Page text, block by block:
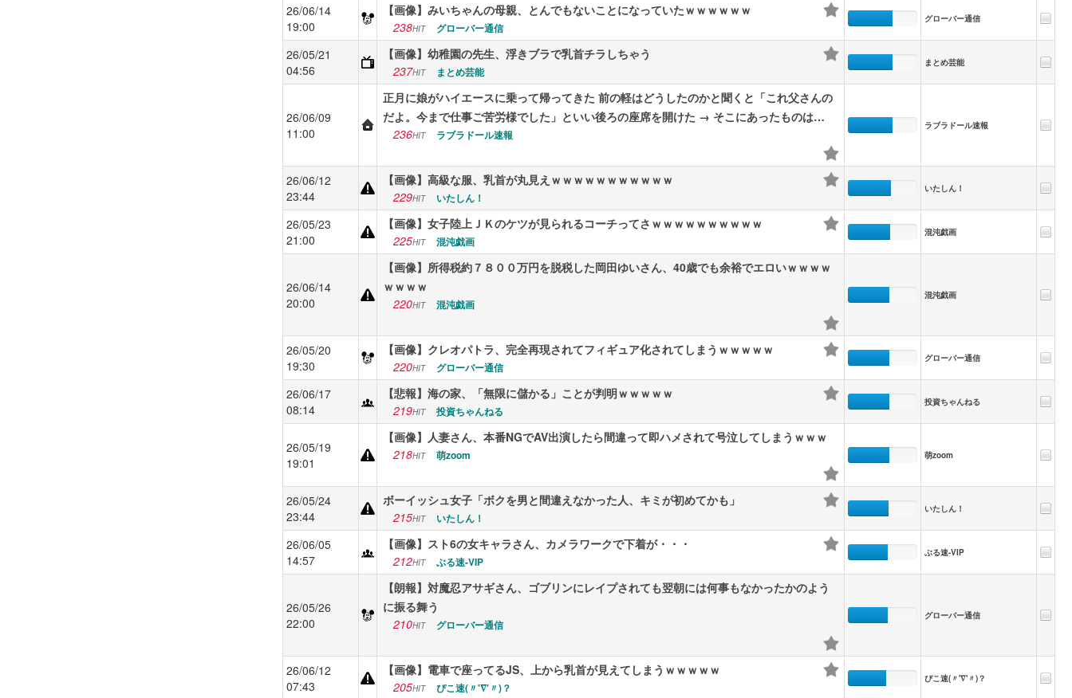
26/06/14
19:00
【画像】みいちゃんの母親、とんでもないことになっていたｗｗｗｗｗｗ
238HIT グローバー通信
グローバー通信
26/05/21
04:56
【画像】幼稚園の先生、浮きブラで乳首チラしちゃう
237HIT まとめ芸能
まとめ芸能
26/06/09
11:00
正月に娘がハイエースに乗って帰ってきた 前の軽はどうしたのかと聞くと「これ父さんの
だよ。今まで仕事ご苦労様でした」といい後ろの座席を開けた → そこにあったものは…
236HIT ラブラドール速報
ラブラドール速報
26/06/12
23:44
【画像】高級な服、乳首が丸見えｗｗｗｗｗｗｗｗｗｗｗ
229HIT いたしん！
いたしん！
26/05/23
21:00
【画像】女子陸上ＪＫのケツが見られるコーチってさｗｗｗｗｗｗｗｗｗｗ
225HIT 混沌戯画
混沌戯画
26/06/14
20:00
【画像】所得税約７８００万円を脱税した岡田ゆいさん、40歳でも余裕でエロいｗｗｗｗ
ｗｗｗｗ
220HIT 混沌戯画
混沌戯画
26/05/20
19:30
【画像】クレオパトラ、完全再現されてフィギュア化されてしまうｗｗｗｗｗ
220HIT グローバー通信
グローバー通信
26/06/17
08:14
【悲報】海の家、「無限に儲かる」ことが判明ｗｗｗｗｗ
219HIT 投資ちゃんねる
投資ちゃんねる
26/05/19
19:01
【画像】人妻さん、本番NGでAV出演したら間違って即ハメされて号泣してしまうｗｗｗ
218HIT 萌zoom 萌zoom
26/05/24
23:44
ボーイッシュ女子「ボクを男と間違えなかった人、キミが初めてかも」
215HIT いたしん！
いたしん！
26/06/05
14:57
【画像】スト6の女キャラさん、カメラワークで下着が・・・
212HIT ぶる速-VIP
ぶる速-VIP
26/05/26
22:00
【朗報】対魔忍アサギさん、ゴブリンにレイプされても翌朝には何事もなかったかのよう
に振る舞う
210HIT グローバー通信
グローバー通信
26/06/12
07:43
【画像】電車で座ってるJS、上から乳首が見えてしまうｗｗｗｗｗ
205HIT ぴこ速(〃'∇'〃)？
ぴこ速(〃'∇'〃)？